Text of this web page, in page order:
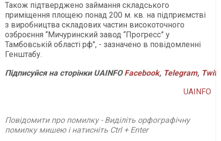
Також підтверджено займання складського
приміщення площею понад 200 м. кв. на підприємстві
з виробництва складових частин високоточного
озброєння “Мичуринский завод “Прогресс” у
Тамбовській області рф", - зазначено в повідомленні
Генштабу.
ПідписуйсянасторінкиUAINFO Facebook, Telegram,
UAINFO
Повідомити про помилку - Виділіть орфографічну
помилку мишею і натисніть Ctrl + Enter